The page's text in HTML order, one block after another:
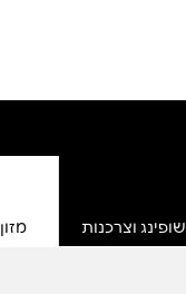
שופינג וצרכנות מזון